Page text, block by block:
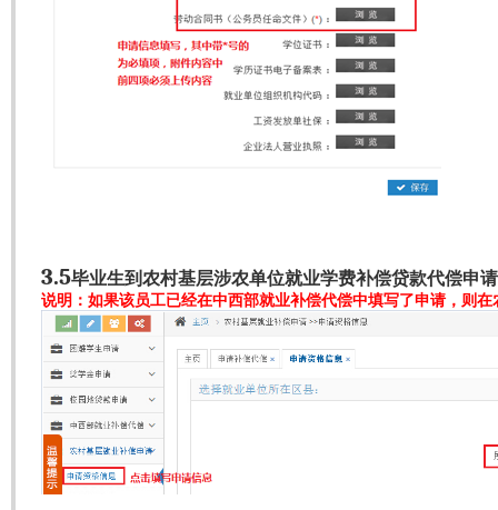
3.5毕业生到农村基层涉农单位就业学费补偿贷款代偿申请
说明：如果该员工已经在中西部就业补偿代偿中填写了申请，则